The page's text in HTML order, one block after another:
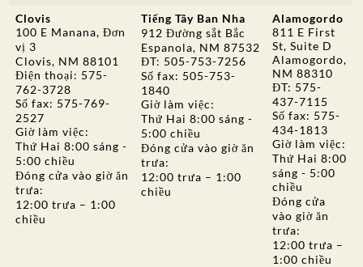
Clovis
100 E Manana, Đơn
vị 3
Clovis, NM 88101
Điện thoại: 575-
762-3728
Số fax: 575-769-
2527
Giờ làm việc:
Thứ Hai 8:00 sáng -
5:00 chiều
Đóng cửa vào giờ ăn
trưa:
12:00 trưa – 1:00
chiều
Tiếng Tây Ban Nha
912 Đường sắt Bắc
Espanola, NM 87532
ĐT: 505-753-7256
Số fax: 505-753-
1840
Giờ làm việc:
Thứ Hai 8:00 sáng -
5:00 chiều
Đóng cửa vào giờ ăn
trưa:
12:00 trưa – 1:00
chiều
Alamogordo
811 E First
St, Suite D
Alamogordo,
NM 88310
ĐT: 575-
437-7115
Số fax: 575-
434-1813
Giờ làm việc:
Thứ Hai 8:00
sáng - 5:00
chiều
Đóng cửa
vào giờ ăn
trưa:
12:00 trưa –
1:00 chiều